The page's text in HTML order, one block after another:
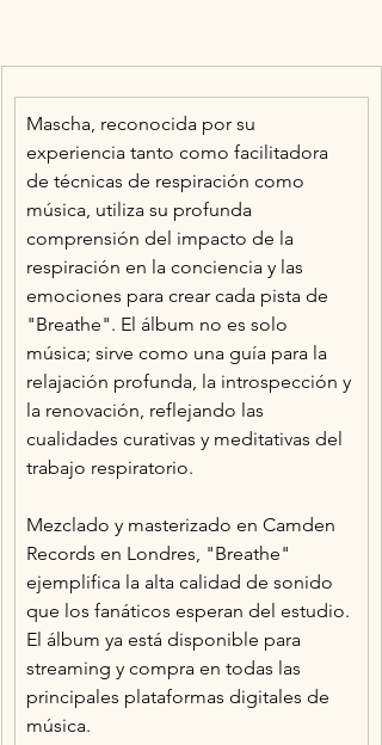
Mascha, reconocida por su
experiencia tanto como facilitadora
de técnicas de respiración como
música, utiliza su profunda
comprensión del impacto de la
respiración en la conciencia y las
emociones para crear cada pista de
"Breathe". El álbum no es solo
música; sirve como una guía para la
relajación profunda, la introspección y
la renovación, reflejando las
cualidades curativas y meditativas del
trabajo respiratorio.
Mezclado y masterizado en Camden
Records en Londres, "Breathe"
ejemplifica la alta calidad de sonido
que los fanáticos esperan del estudio.
El álbum ya está disponible para
streaming y compra en todas las
principales plataformas digitales de
música.